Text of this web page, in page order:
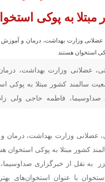
مبتلا به پوکی
عضلانی وزارت بهداشت،
سالمند کشور مبتلا به
صداوسیما، فاطمه حاجی ولی
عضلانی وزارت بهداشت،
کشور مبتلا به پوکی استخوان
به نقل از خبرگزاری
با عنوان استخوان‌های